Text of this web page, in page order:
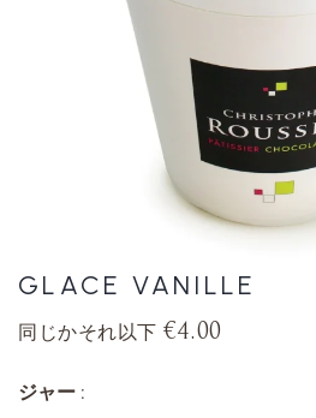
GLACE VANILLE
同じかそれ以下 €4.00
ジャー